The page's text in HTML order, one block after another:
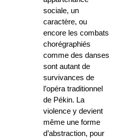
sociale, un
caractère, ou
encore les combats
chorégraphiés
comme des danses
sont autant de
survivances de
l’opéra traditionnel
de Pékin. La
violence y devient
même une forme
d’abstraction, pour